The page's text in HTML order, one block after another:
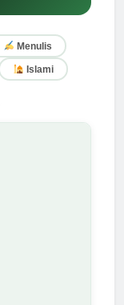
Menulis
Islami